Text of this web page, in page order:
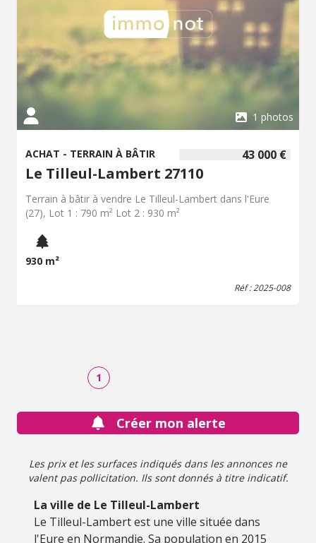
1 photos
43 000 €
ACHAT - TERRAIN À BÂTIR
Le Tilleul-Lambert 27110
Terrain à bâtir à vendre Le Tilleul-Lambert dans l'Eure
(27), Lot 1 : 790 m² Lot 2 : 930 m²
930 m²
Réf : 2025-008
1
Créer mon alerte
Les prix et les surfaces indiqués dans les annonces ne
valent pas pollicitation. Ils sont donnés à titre indicatif.
La ville de Le Tilleul-Lambert
Le Tilleul-Lambert est une ville située dans
l'Eure en Normandie. Sa population en 2015